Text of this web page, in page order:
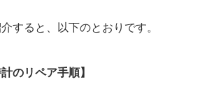
すると、以下のとおりです。
のリペア手順】